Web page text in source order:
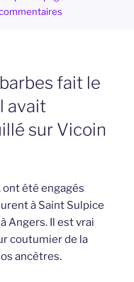
fait le
avait
sur Vicoin
ont été engagés
à Saint Sulpice
Angers. Il est vrai
coutumier de la
ancêtres.